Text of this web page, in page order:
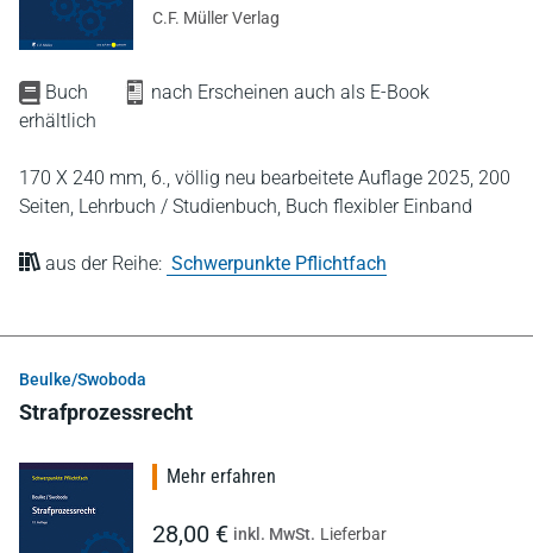
Buch
nach Erscheinen auch als E-Book
erhältlich
170 X 240 mm, 6., völlig neu bearbeitete Auflage 2025, 200
Seiten, Lehrbuch / Studienbuch, Buch flexibler Einband
aus der Reihe: Schwerpunkte Pflichtfach
C.F. Müller Verlag
Beulke/Swoboda
Strafprozessrecht
Mehr erfahren
28,00 € inkl. MwSt. Lieferbar